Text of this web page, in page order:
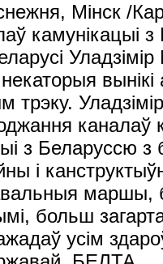
Мінск /
камунікацыі
трэку.
з Беларуссю
і
маршы,
больш
усім